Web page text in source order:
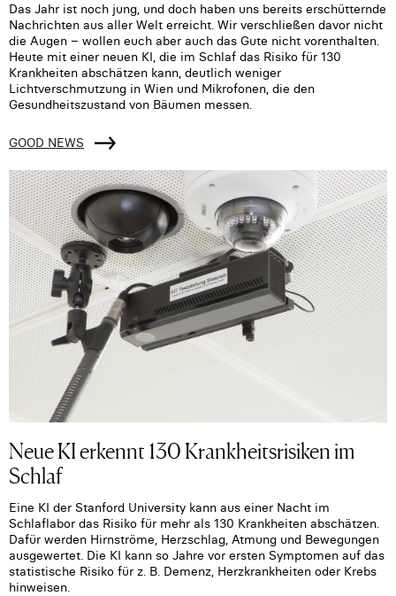
Das Jahr ist noch jung, und doch haben uns bereits erschütternde
Nachrichten aus aller Welt erreicht. Wir verschließen davor nicht
die Augen – wollen euch aber auch das Gute nicht vorenthalten.
Heute mit einer neuen KI, die im Schlaf das Risiko für 130
Krankheiten abschätzen kann, deutlich weniger
Lichtverschmutzung in Wien und Mikrofonen, die den
Gesundheitszustand von Bäumen messen.
GOOD NEWS
Neue KI erkennt 130 Krankheitsrisiken im
Schlaf
Eine KI der Stanford University kann aus einer Nacht im
Schlaflabor das Risiko für mehr als 130 Krankheiten abschätzen.
Dafür werden Hirnströme, Herzschlag, Atmung und Bewegungen
ausgewertet. Die KI kann so Jahre vor ersten Symptomen auf das
statistische Risiko für z. B. Demenz, Herzkrankheiten oder Krebs
hinweisen.